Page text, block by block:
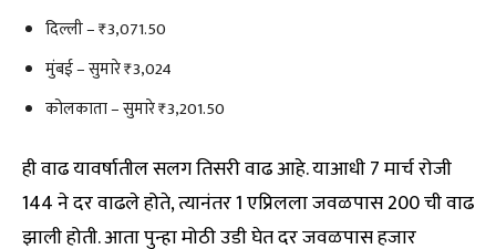
दिल्ली – ₹3,071.50
मुंबई – सुमारे ₹3,024
कोलकाता – सुमारे ₹3,201.50
ही वाढ यावर्षातील सलग तिसरी वाढ आहे. याआधी 7 मार्च रोजी
₹144 ने दर वाढले होते, त्यानंतर 1 एप्रिलला जवळपास ₹200 ची वाढ
झाली होती. आता पुन्हा मोठी उडी घेत दर जवळपास हजार